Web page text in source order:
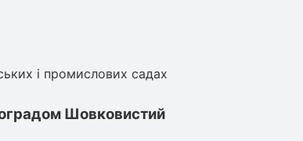
і промислових садах
Шовковистий